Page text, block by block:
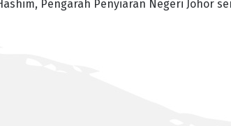
Pengarah Penyiaran Negeri Johor